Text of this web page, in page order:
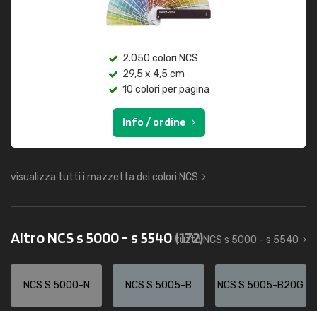
2.050 colori NCS
29,5 x 4,5 cm
10 colori per pagina
Info / ordine
visualizza tutti i mazzetta dei colori NCS
Altro NCS s 5000 - s 5540(172)
tutto NCS s 5000 - s 5540
NCS S 5000-N NCS S 5005-B NCS S 5005-B20G